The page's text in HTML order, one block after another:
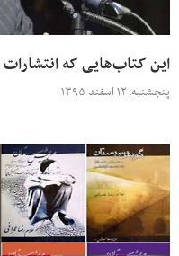
این کتاب‌هایی که
پنجشنبه، ۱۲ اسفند ۱۳۹۵